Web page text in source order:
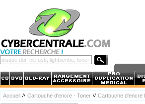
Accueil Cartouche d'encre - Toner Cartouche d'encre